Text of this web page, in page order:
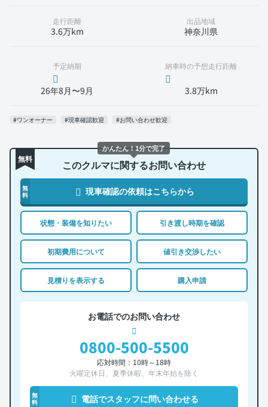
走行距離
3.6万km
出品地域
神奈川県
予定納期
26年8月〜9月
納車時の予想走行距離
3.8万km
#ワンオーナー #現車確認歓迎 #お問い合わせ歓迎
無料 このクルマに関するお問い合わせ
無
料
現車確認の依頼はこちらから
状態・装備を知りたい 引き渡し時期を確認
初期費用について 値引き交渉したい
見積りを表示する 購入申請
お電話でのお問い合わせ
0800-500-5500
応対時間：10時～18時
火曜定休日、夏季休暇、年末年始を除く
無
料
電話でスタッフに問い合わせる
かんたん！1分で完了